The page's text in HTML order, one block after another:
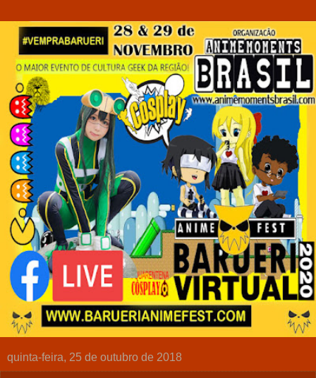
quinta-feira, 25 de outubro de 2018